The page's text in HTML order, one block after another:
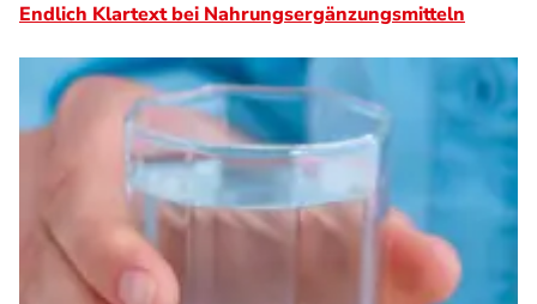
Endlich Klartext bei Nahrungsergänzungsmitteln